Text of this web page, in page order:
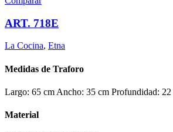
ART. 718E
La Cocina, Etna
Medidas de Traforo
Largo: 65 cm Ancho: 35 cm Profundidad: 22
Material